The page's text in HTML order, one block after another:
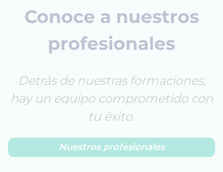
Conoce a nuestros
profesionales
Detrás de nuestras formaciones,
hay un equipo comprometido con
tu éxito.
Nuestros profesionales